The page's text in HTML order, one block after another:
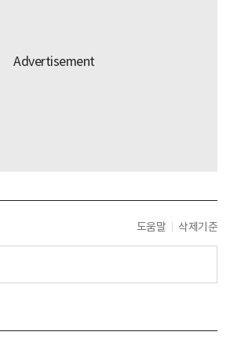
도움말 삭제기준